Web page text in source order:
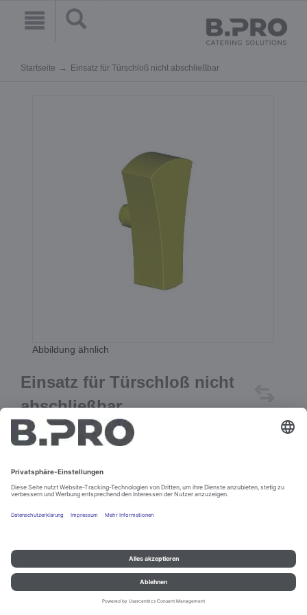
Startseite Einsatz für Türschloß nicht abschließbar
Abbildung ähnlich
Einsatz für Türschloß nicht
abschließbar
Best.-Nr. 284288
Impressum und Datenschutz Kontakt
© B.PRO Catering Solutions 2022